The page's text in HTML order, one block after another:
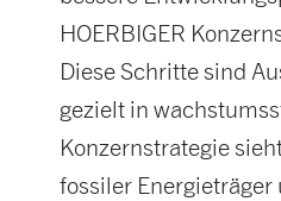
HOERBIGER
Diese Schritte sind
gezielt in
Konzernstrategie
fossiler